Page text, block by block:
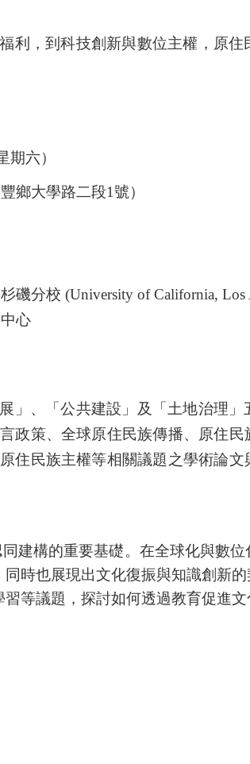
利，到科技創新與數位主權，原
期六）
鄉大學路二段1號）
磯分校 (University of California, Los
心
」、「公共建設」及「土地治理
政策、全球原住民族傳播、原住
住民族主權等相關議題之學術論
建構的重要基礎。在全球化與數
時也展現出文化復振與知識創新
等議題，探討如何透過教育促進